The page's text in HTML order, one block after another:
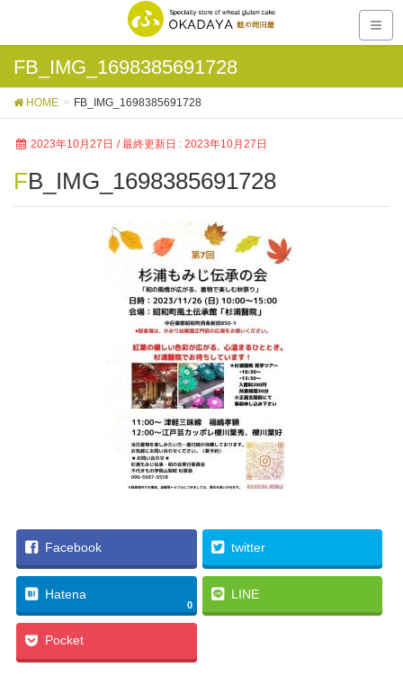
FB_IMG_1698385691728
HOME FB_IMG_1698385691728
2023年10月27日 / 最終更新日 : 2023年10月27日
FB_IMG_1698385691728
Facebook twitter
Hatena
0
LINE
Pocket